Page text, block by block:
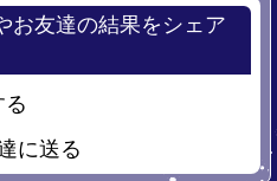
お友達の結果をシェア
に送る